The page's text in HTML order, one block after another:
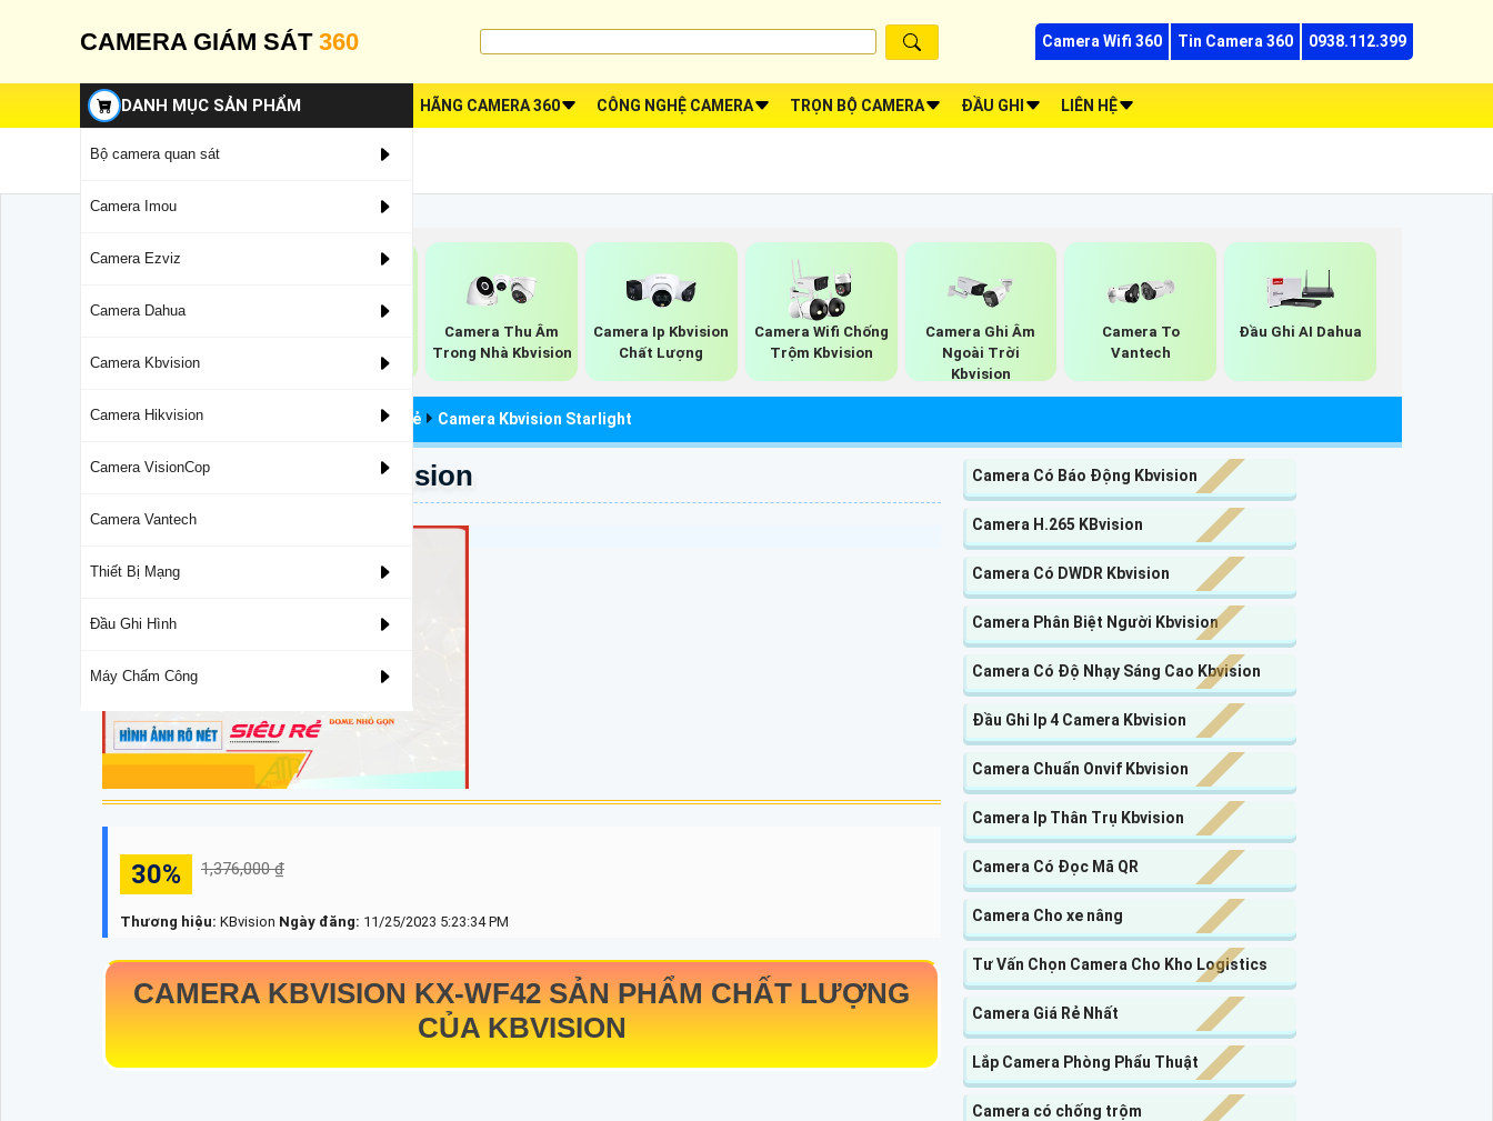
CAMERA GIÁM SÁT 360 Camera Wifi 360 Tin Camera 360 0938.112.399
DANH MỤC SẢN PHẨM
Bộ camera quan sát
Camera Imou
Camera Ezviz
Camera Dahua
Camera Kbvision
Camera Hikvision
Camera VisionCop
Camera Vantech
Thiết Bị Mạng
Đầu Ghi Hình
Máy Chấm Công
HÃNG CAMERA 360 CÔNG NGHỆ CAMERA TRỌN BỘ CAMERA ĐẦU GHI LIÊN HỆ
Camera Thu Âm
Trong Nhà Kbvision
Camera Ip Kbvision
Chất Lượng
Camera Wifi Chống
Trộm Kbvision
Camera Ghi Âm
Ngoài Trời
Kbvision
Camera To
Vantech
Đầu Ghi AI Dahua
Camera Quan Sát Camera Kbvision Giá Rẻ Camera Kbvision Starlight
KX-WF42 Sắc Nét KBvision
30% 1,376,000 ₫
Thương hiệu: KBvision Ngày đăng: 11/25/2023 5:23:34 PM
CAMERA KBVISION KX-WF42 SẢN PHẨM CHẤT LƯỢNG
CỦA KBVISION
Camera Có Báo Động Kbvision
Camera H.265 KBvision
Camera Có DWDR Kbvision
Camera Phân Biệt Người Kbvision
Camera Có Độ Nhạy Sáng Cao Kbvision
Đầu Ghi Ip 4 Camera Kbvision
Camera Chuẩn Onvif Kbvision
Camera Ip Thân Trụ Kbvision
Camera Có Đọc Mã QR
Camera Cho xe nâng
Tư Vấn Chọn Camera Cho Kho Logistics
Camera Giá Rẻ Nhất
Lắp Camera Phòng Phẩu Thuật
Camera có chống trộm